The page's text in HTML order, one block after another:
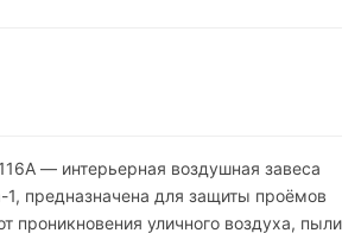
— интерьерная воздушная завеса
предназначена для защиты проёмов
проникновения уличного воздуха, пыли